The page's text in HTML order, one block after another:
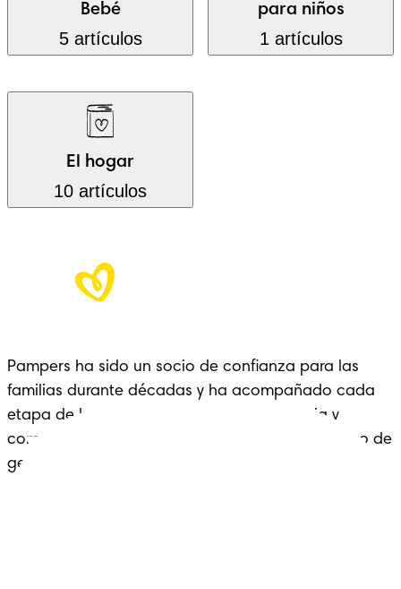
Bebé
5 artículos
para niños
1 artículos
El hogar
10 artículos
Pampers ha sido un socio de confianza para las
familias durante décadas y ha acompañado cada
etapa de la crianza con cariño, experiencia y
comodidad: un legado que se extiende a lo largo de
generaciones.